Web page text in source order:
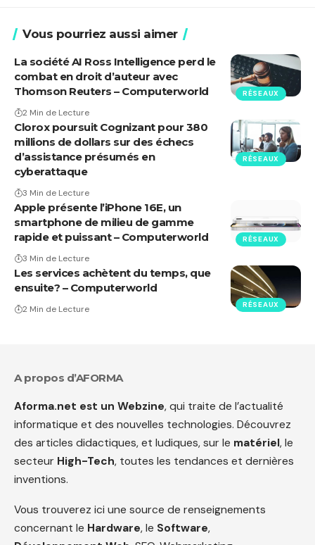
Vous pourriez aussi aimer
RÉSEAUX
La société AI Ross Intelligence perd le
combat en droit d’auteur avec
Thomson Reuters – Computerworld
2 Min de Lecture
RÉSEAUX
Clorox poursuit Cognizant pour 380
millions de dollars sur des échecs
d’assistance présumés en
cyberattaque
3 Min de Lecture
RÉSEAUX
Apple présente l’iPhone 16E, un
smartphone de milieu de gamme
rapide et puissant – Computerworld
3 Min de Lecture
RÉSEAUX
Les services achètent du temps, que
ensuite? – Computerworld
2 Min de Lecture
A propos d’AFORMA
Aforma.net est un Webzine, qui traite de l’actualité
informatique et des nouvelles technologies. Découvrez
des articles didactiques, et ludiques, sur le matériel, le
secteur High-Tech, toutes les tendances et dernières
inventions.
Vous trouverez ici une source de renseignements
concernant le Hardware, le Software,